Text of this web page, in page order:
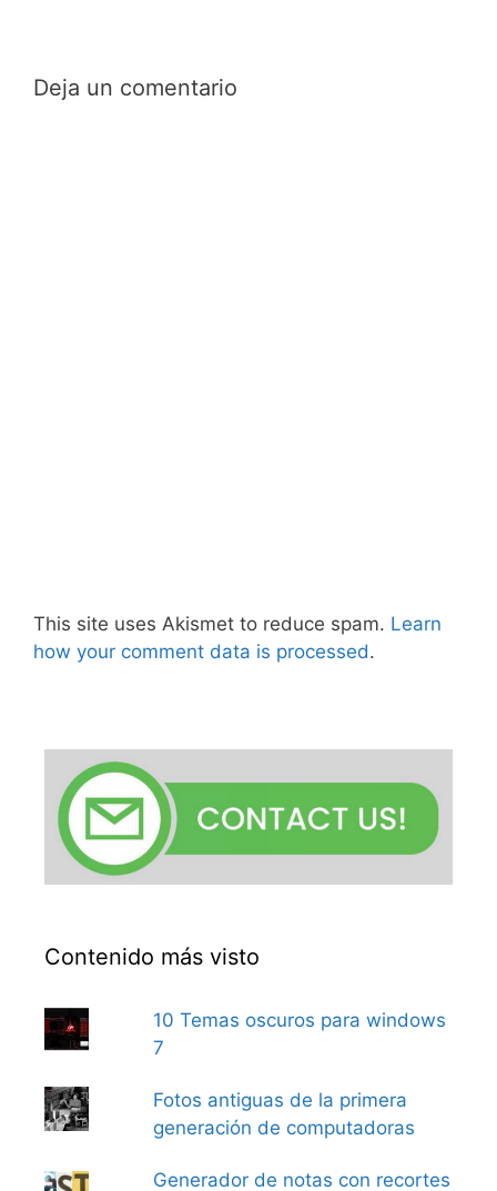
Deja un comentario
This site uses Akismet to reduce spam. Learn
how your comment data is processed.
Contenido más visto
10 Temas oscuros para windows
7
Fotos antiguas de la primera
generación de computadoras
Generador de notas con recortes